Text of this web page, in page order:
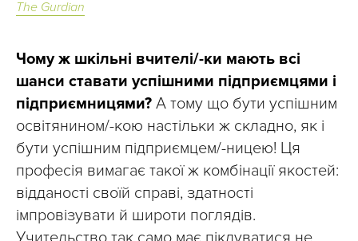
The Gurdian
Чому ж шкільні вчителі/-ки мають всі
шанси ставати успішними підприємцями і
підприємницями? А тому що бути успішним
освітянином/-кою настільки ж складно, як і
бути успішним підприємцем/-ницею! Ця
професія вимагає такої ж комбінації якостей:
відданості своїй справі, здатності
імпровізувати й широти поглядів.